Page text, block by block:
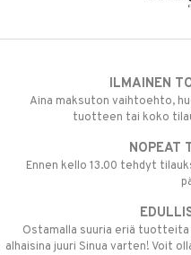
ILMAINEN
Aina maksuton vaihtoehto,
tuotteen tai koko
NOPEAT
Ennen kello 13.00 tehdyt
Ostamalla suuria eriä
alhaisina juuri Sinua varten! Voit